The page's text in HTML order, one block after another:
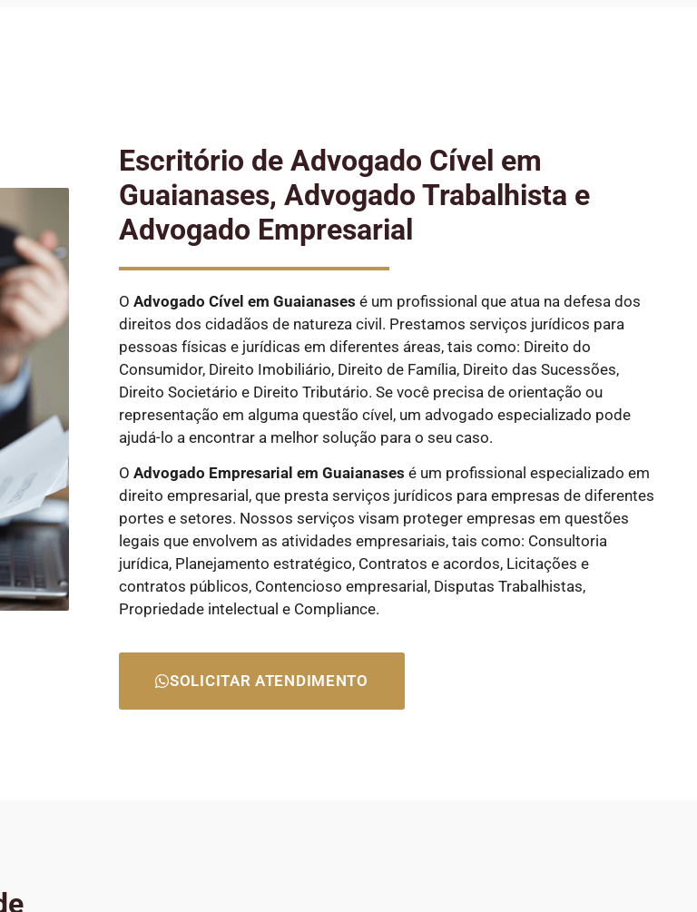
Escritório de Advogado Cível em
Guaianases, Advogado Trabalhista e
Advogado Empresarial
OAdvogado Cívelem Guaianases é um profissional que atua na defesa dos
direitos dos cidadãos de natureza civil. Prestamos serviços jurídicos para
pessoas físicas e jurídicas em diferentes áreas, tais como: Direito do
Consumidor, Direito Imobiliário, Direito de Família, Direito das Sucessões,
Direito Societário e Direito Tributário. Se você precisa de orientação ou
representação em alguma questão cível, um advogado especializado pode
ajudá-lo a encontrar a melhor solução para o seu caso.
OAdvogado Empresarial em Guaianases é um profissional especializado em
direito empresarial, que presta serviços jurídicos para empresas de diferentes
portes e setores. Nossos serviços visam proteger empresas em questões
legais que envolvem as atividades empresariais, tais como: Consultoria
jurídica, Planejamento estratégico, Contratos e acordos, Licitações e
contratos públicos, Contencioso empresarial, Disputas Trabalhistas,
Propriedade intelectual e Compliance.
SOLICITAR ATENDIMENTO